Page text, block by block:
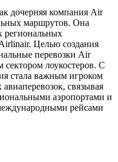
дочерняя компания Air
маршрутов. Она
региональных
Целью создания
перевозки Air
сектором лоукостеров. С
стала важным игроком
связывая
аэропортами и
рейсами